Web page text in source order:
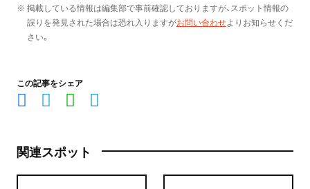
※ 掲載している情報は編集部で事前確認しておりますが、スポット情報の
誤りを発見された場合は恐れ入りますがお問い合わせよりお知らせくだ
さい。
この記事をシェア
関連スポット